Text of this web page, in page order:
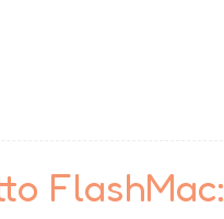
FlashMac: